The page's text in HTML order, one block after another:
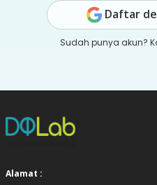
Daftar
Sudah punya akun?
Alamat :